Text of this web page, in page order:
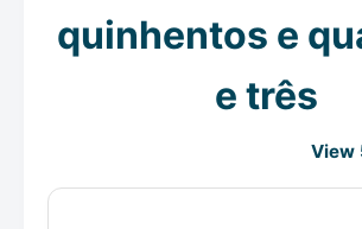
quinhentos e
e três
View